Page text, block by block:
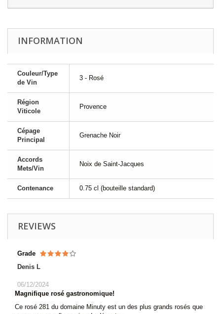
INFORMATION
Couleur/Type
de Vin
3 - Rosé
Région
Viticole
Provence
Cépage
Principal
Grenache Noir
Accords
Mets/Vin
Noix de Saint-Jacques
Contenance 0.75 cl (bouteille standard)
REVIEWS
Grade
Denis L
06/12/2024
Magnifique rosé gastronomique!
Ce rosé 281 du domaine Minuty est un des plus grands rosés que